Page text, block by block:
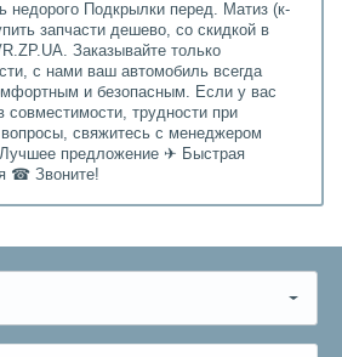
недорого Подкрылки перед. Матиз (к-
запчасти дешево, со скидкой в
Заказывайте только
с нами ваш автомобиль всегда
и безопасным. Если у вас
совместимости, трудности при
свяжитесь с менеджером
предложение ✈ Быстрая
☎ Звоните!